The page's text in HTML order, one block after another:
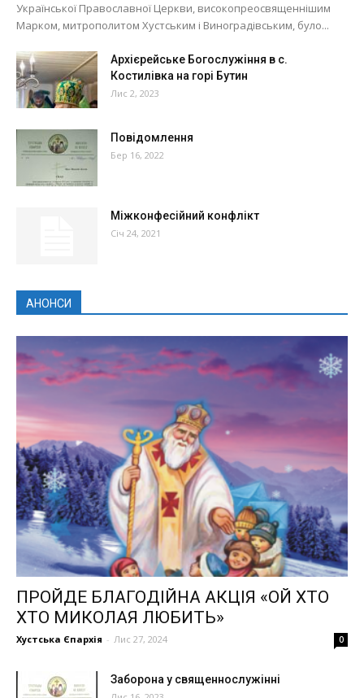
Української Православної Церкви, високопреосвященнішим
Марком, митрополитом Хустським і Виноградівським, було...
Архієрейське Богослужіння в с.
Костилівка на горі Бутин
Лис 2, 2023
Повідомлення
Бер 16, 2022
Міжконфесійний конфлікт
Січ 24, 2021
АНОНСИ
ПРОЙДЕ БЛАГОДІЙНА АКЦІЯ «ОЙ ХТО
ХТО МИКОЛАЯ ЛЮБИТЬ»
Хустська Єпархія - Лис 27, 2024 0
Заборона у священнослужінні